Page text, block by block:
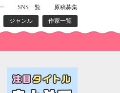
SNS一覧
原稿募集
ジャンル
作家一覧